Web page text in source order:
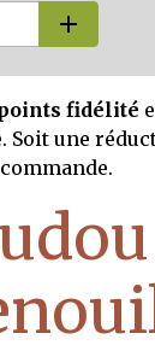
fidélité
Soit une